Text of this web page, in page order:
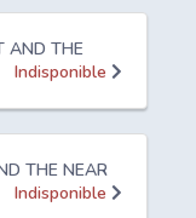
AND THE
Indisponible
THE NEAR
Indisponible